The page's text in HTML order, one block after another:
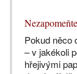
Pokud něco
– v jakékoli
hřejivými